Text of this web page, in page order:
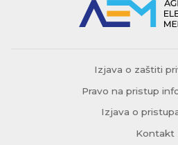
Izjava o zaštiti
Pravo na pristup
Izjava o
Kontakt